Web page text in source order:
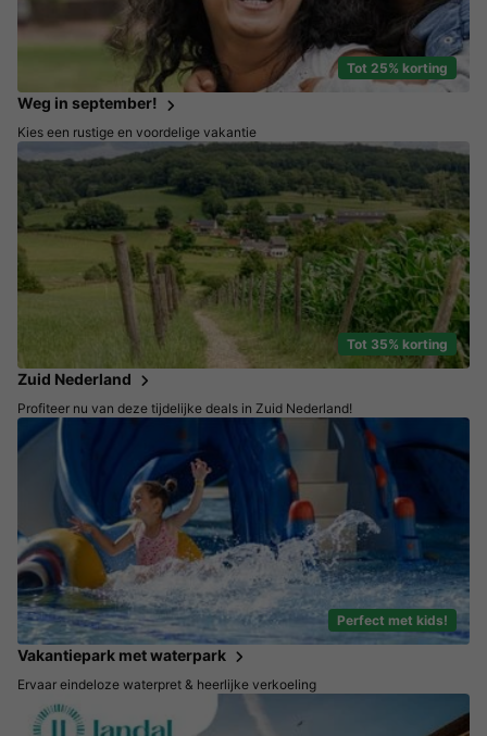
Tot 25% korting
Weg in september!
Kies een rustige en voordelige vakantie
Tot 35% korting
Zuid Nederland
Profiteer nu van deze tijdelijke deals in Zuid Nederland!
Perfect met kids!
Vakantiepark met waterpark
Ervaar eindeloze waterpret & heerlijke verkoeling